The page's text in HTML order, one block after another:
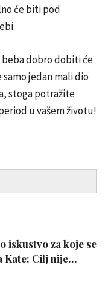
će biti pod
beba dobro dobiti će
jedan mali dio
stoga potražite
u vašem životu!
iskustvo za koje se
Kate: Cilj nije